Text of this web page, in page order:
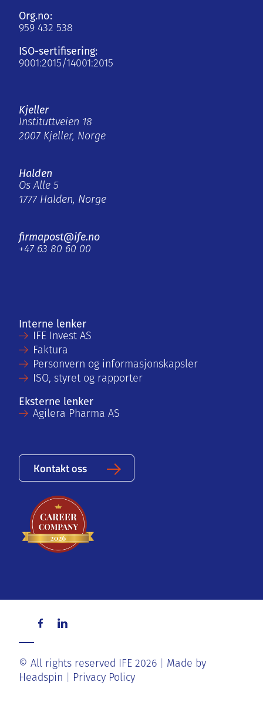
Org.no:
959 432 538
ISO-sertifisering:
9001:2015/14001:2015
Kjeller
Instituttveien 18
2007 Kjeller, Norge
Halden
Os Alle 5
1777 Halden, Norge
firmapost@ife.no
+47 63 80 60 00
Interne lenker
IFE Invest AS
Faktura
Personvern og informasjonskapsler
ISO, styret og rapporter
Eksterne lenker
Agilera Pharma AS
Kontakt oss
© All rights reserved IFE 2026
Made by
Headspin
Privacy Policy